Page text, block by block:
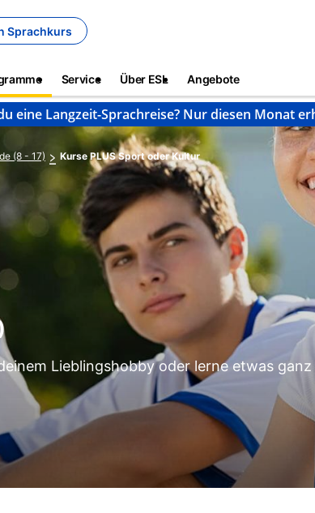
Sprachkurs
Service Über ESL Angebote
eine Langzeit-Sprachreise? Nur diesen Monat
(8 - 17) Kurse PLUS Sport oder Kultur
Lieblingshobby oder lerne etwas ganz